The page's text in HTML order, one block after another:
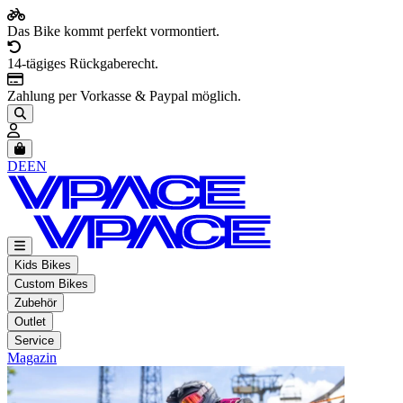
Das Bike kommt perfekt vormontiert.
14-tägiges Rückgaberecht.
Zahlung per Vorkasse & Paypal möglich.
Artikel im Warenkorb, Warenkorb anzeigen
DEEN
Kids Bikes
Custom Bikes
Zubehör
Outlet
Service
Magazin